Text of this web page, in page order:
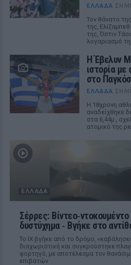
ΕΛΛΆΔΑ
Τον θάνατο
της,
της, Όστιν
λογαριασμό
Η Έβελυν
ιστορία με
στο
ΕΛΛΆΔΑ
Η 18χρονη
αναδείχθηκε
στα 6,44μ.,
ατομικό της
ΕΛΛΆΔΑ
Σέρρες:
δυστύχημα ‑ Βγήκε στο
Το ΙΧ βγήκε από το δρόμο,
διαχωριστική και συγκρούστηκε
φορτηγό, με αποτέλεσμα τον
επιβατών